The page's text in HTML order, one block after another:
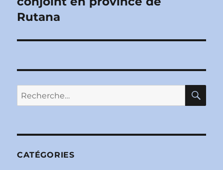
Rutana
Recherche
pour :
CATÉGORIES